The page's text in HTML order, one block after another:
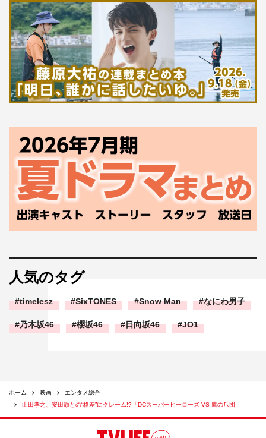
人気のタグ
timelesz SixTONES Snow Man なにわ男子
乃木坂46 櫻坂46 日向坂46 JO1
ホーム 映画
エンタメ総合
山田孝之、安田顕との“格差”にクレーム!?「DCスーパーヒーローズ VS 鷹の爪団」